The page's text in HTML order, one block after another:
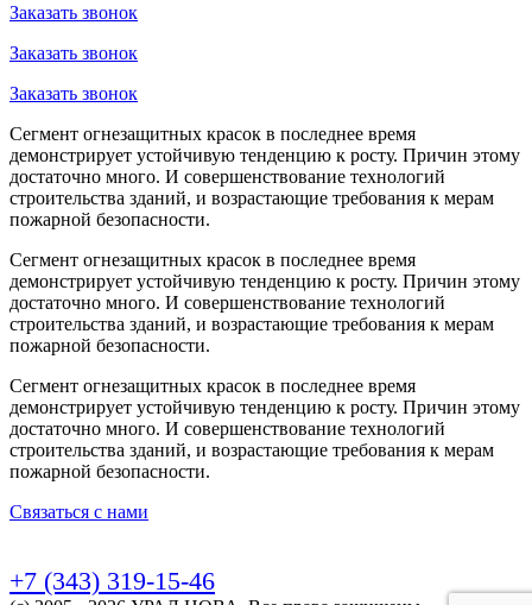
Заказать звонок
Заказать звонок
Заказать звонок
Сегмент огнезащитных красок в последнее время
демонстрирует устойчивую тенденцию к росту. Причин этому
достаточно много. И совершенствование технологий
строительства зданий, и возрастающие требования к мерам
пожарной безопасности.
Сегмент огнезащитных красок в последнее время
демонстрирует устойчивую тенденцию к росту. Причин этому
достаточно много. И совершенствование технологий
строительства зданий, и возрастающие требования к мерам
пожарной безопасности.
Сегмент огнезащитных красок в последнее время
демонстрирует устойчивую тенденцию к росту. Причин этому
достаточно много. И совершенствование технологий
строительства зданий, и возрастающие требования к мерам
пожарной безопасности.
Связаться с нами
+7 (343) 319-15-46